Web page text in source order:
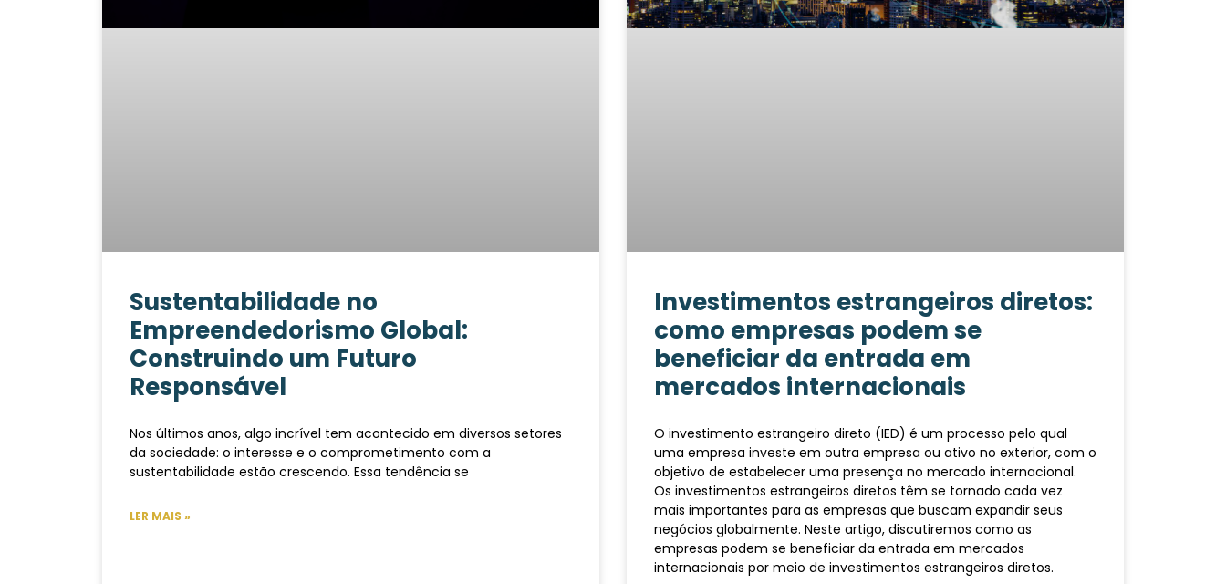
Sustentabilidade no
Empreendedorismo Global:
Construindo um Futuro
Responsável
Nos últimos anos, algo incrível tem acontecido em diversos setores
da sociedade: o interesse e o comprometimento com a
sustentabilidade estão crescendo. Essa tendência se
LER MAIS »
Investimentos estrangeiros diretos:
como empresas podem se
beneficiar da entrada em
mercados internacionais
O investimento estrangeiro direto (IED) é um processo pelo qual
uma empresa investe em outra empresa ou ativo no exterior, com o
objetivo de estabelecer uma presença no mercado internacional.
Os investimentos estrangeiros diretos têm se tornado cada vez
mais importantes para as empresas que buscam expandir seus
negócios globalmente. Neste artigo, discutiremos como as
empresas podem se beneficiar da entrada em mercados
internacionais por meio de investimentos estrangeiros diretos.